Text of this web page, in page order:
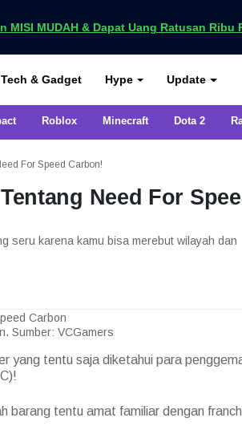
MISI MUDAH & Dapat Uang Ratusan Ribu
Tech & Gadget Hype Update
Roblox Minecraft Dota 2
For Speed Carbon!
Need For
seru karena kamu bisa merebut wilayah dan
Sumber: VCGamers
yang tentu saja diketahui para
barang tentu amat familiar dengan